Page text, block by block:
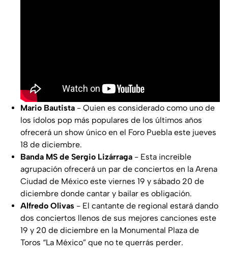
Mario Bautista - Quien es considerado como uno de
los ídolos pop más populares de los últimos años
ofrecerá un show único en el Foro Puebla este jueves
18 de diciembre.
Banda MS de Sergio Lizárraga - Esta increíble
agrupación ofrecerá un par de conciertos en la Arena
Ciudad de México este viernes 19 y sábado 20 de
diciembre donde cantar y bailar es obligación.
Alfredo Olivas - El cantante de regional estará dando
dos conciertos llenos de sus mejores canciones este
19 y 20 de diciembre en la Monumental Plaza de
Toros “La México” que no te querrás perder.